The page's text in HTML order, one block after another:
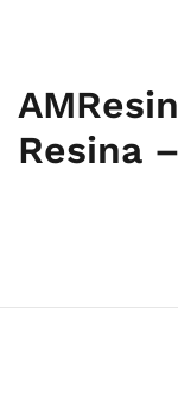
Resina